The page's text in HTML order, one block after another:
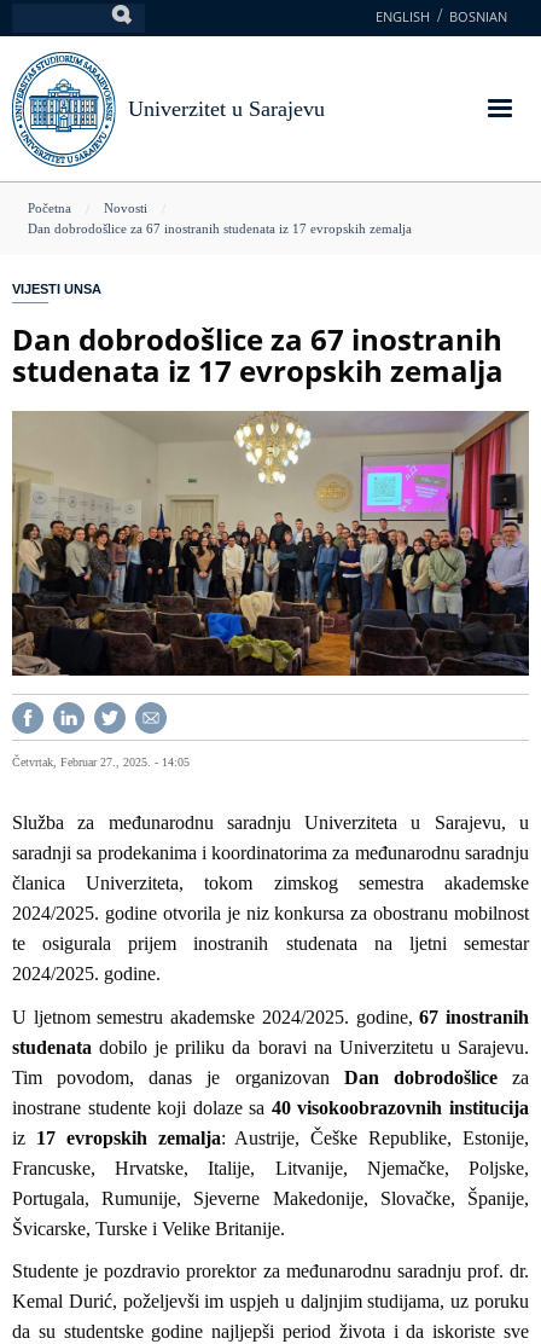
na
glavni
sadržaj
ENGLISH BOSNIAN
Univerzitet u Sarajevu
You
here
Početna
Novosti
Dan dobrodošlice za 67 inostranih studenata iz 17 evropskih zemalja
VIJESTI UNSA
Dan dobrodošlice za 67 inostranih
studenata iz 17 evropskih zemalja
Četvrtak, Februar 27., 2025. - 14:05
Služba za međunarodnu saradnju Univerziteta u Sarajevu, u
saradnji sa prodekanima i koordinatorima za međunarodnu saradnju
članica Univerziteta, tokom zimskog semestra akademske
2024/2025. godine otvorila je niz konkursa za obostranu mobilnost
te osigurala prijem inostranih studenata na ljetni semestar
2024/2025. godine.
U ljetnom semestru akademske 2024/2025. godine,67 inostranih
studenata dobilo je priliku da boravi na Univerzitetu u Sarajevu.
Tim povodom, danas je organizovan Dan dobrodošliceza
inostrane studente koji dolaze sa 40 visokoobrazovnih institucija
iz 17 evropskih zemalja: Austrije, Češke Republike, Estonije,
Francuske, Hrvatske, Italije, Litvanije, Njemačke, Poljske,
Portugala, Rumunije, Sjeverne Makedonije, Slovačke, Španije,
Švicarske, Turske i Velike Britanije.
Studente je pozdravio prorektor za međunarodnu saradnju prof. dr.
Kemal Durić, poželjevši im uspjeh u daljnjim studijama, uz poruku
da su studentske godine najljepši period života i da iskoriste sve